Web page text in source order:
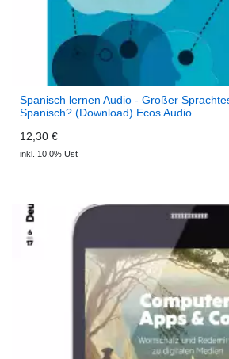
Spanisch lernen Audio - Großer
Spanisch? (Download) Ecos Audio
12,30 €
inkl. 10,0% Ust